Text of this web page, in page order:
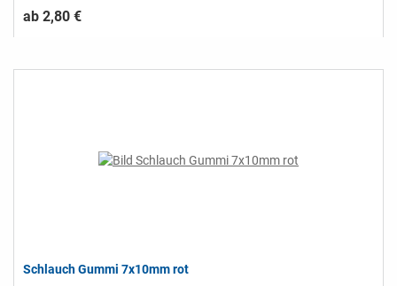
ab 2,80 €
Schlauch Gummi 7x10mm rot